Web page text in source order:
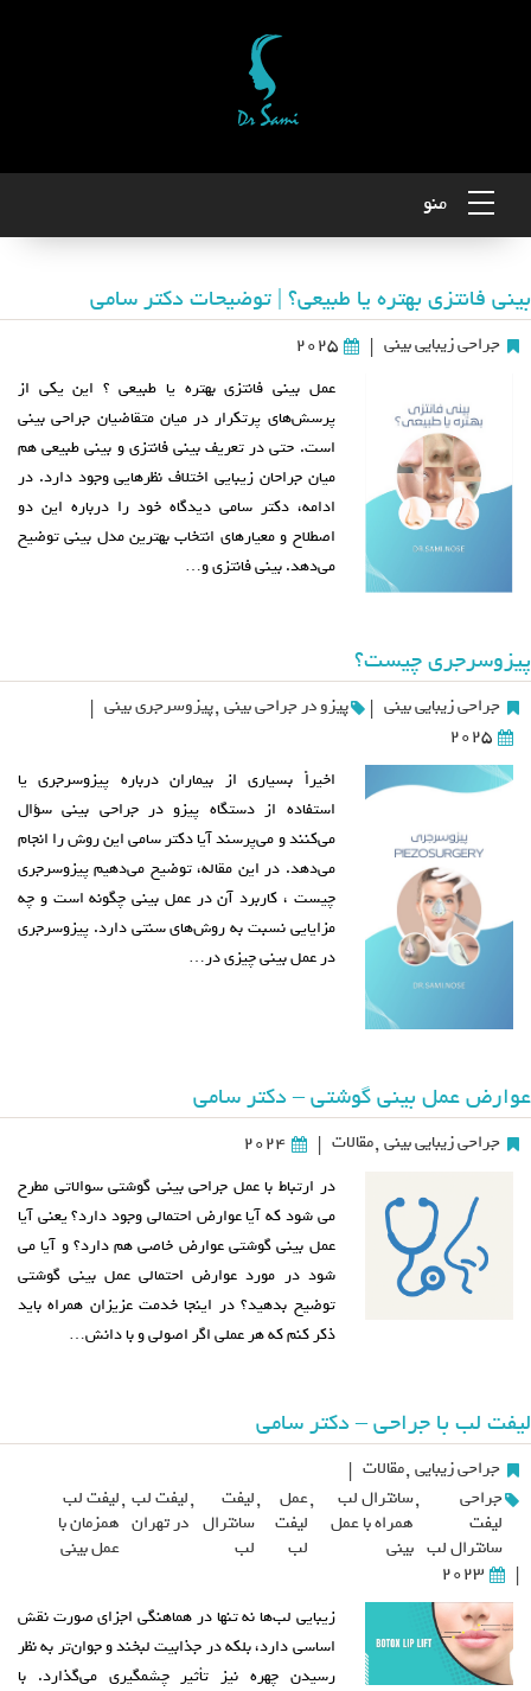
منو
بینی فانتزی بهتره یا طبیعی؟ | توضیحات دکتر سامی
جراحی زیبایی بینی |
2025
عمل بینی فانتزی بهتره یا طبیعی ؟ این یکی از
پرسش‌های پرتکرار در میان متقاضیان جراحی بینی
است. حتی در تعریف بینی فانتزی و بینی طبیعی هم
میان جراحان زیبایی اختلاف‌ نظرهایی وجود دارد. در
ادامه، دکتر سامی دیدگاه خود را درباره این دو
اصطلاح و معیارهای انتخاب بهترین مدل بینی توضیح
می‌دهد. بینی فانتزی و…
پیزوسرجری چیست؟
جراحی زیبایی بینی | پیزو در جراحی بینی ,پیزوسرجری بینی |
2025
اخیراً بسیاری از بیماران درباره پیزوسرجری یا
استفاده از دستگاه پیزو در جراحی بینی سؤال
می‌کنند و می‌پرسند آیا دکتر سامی این روش را انجام
می‌دهد. در این مقاله، توضیح می‌دهیم پیزوسرجری
چیست ، کاربرد آن در عمل بینی چگونه است و چه
مزایایی نسبت به روش‌های سنتی دارد. پیزوسرجری
در عمل بینی چیزی در…
عوارض عمل بینی گوشتی – دکتر سامی
جراحی زیبایی بینی ,مقالات |
2024
در ارتباط با عمل جراحی بینی گوشتی سوالاتی مطرح
می شود که آیا عوارض احتمالی وجود دارد؟ یعنی آیا
عمل بینی گوشتی عوارض خاصی هم دارد؟ و آیا می
شود در مورد عوارض احتمالی عمل بینی گوشتی
توضیح بدهید؟ در اینجا خدمت عزیزان همراه باید
ذکر کنم که هر عملی اگر اصولی و با دانش…
لیفت لب با جراحی – دکتر سامی
جراحی زیبایی ,مقالات |
جراحی
لیفت
سانترال لب
,سانترال لب
همراه با عمل
بینی
,عمل
لیفت
لب
,لیفت
سانترال
لب
,لیفت لب
در تهران
,لیفت لب
همزمان با
عمل بینی
|
2023
زیبایی لب‌ها نه تنها در هماهنگی اجزای صورت نقش
اساسی دارد، بلکه در جذابیت لبخند و جوان‌تر به نظر
رسیدن چهره نیز تأثیر چشمگیری می‌گذارد. با